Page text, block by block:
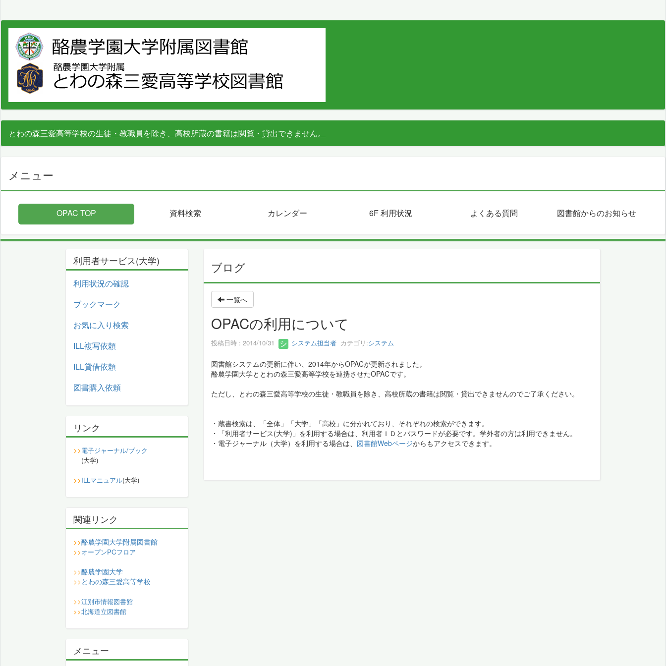
とわの森三愛高等学校の生徒・教職員を除き、高校所蔵の書籍は閲覧・貸出できません。
メニュー
OPAC TOP 資料検索 カレンダー 6F 利用状況 よくある質問 図書館からのお知らせ
ブログ
一覧へ
OPACの利用について
投稿日時 : 2014/10/31 システム担当者カテゴリ:システム
図書館システムの更新に伴い、2014年からOPACが更新されました。
酪農学園大学ととわの森三愛高等学校を連携させたOPACです。
ただし、とわの森三愛高等学校の生徒・教職員を除き、高校所蔵の書籍は閲覧・貸出できませんのでご了承ください。
・蔵書検索は、「全体」「大学」「高校」に分かれており、それぞれの検索ができます。
・「利用者サービス(大学)」を利用する場合は、利用者ＩＤとパスワードが必要です。学外者の方は利用できません。
・電子ジャーナル（大学）を利用する場合は、 図書館Webページからもアクセスできます。
利用者サービス(大学)
利用状況の確認
ブックマーク
お気に入り検索
ILL複写依頼
ILL貸借依頼
図書購入依頼
リンク
>>電子ジャーナル/ブック
(大学)
>>ILLマニュアル(大学)
関連リンク
>>酪農学園大学附属図書館
>>オープンPCフロア
>>酪農学園大学
>> とわの森三愛高等学校
>>江別市情報図書館
>>北海道立図書館
メニュー